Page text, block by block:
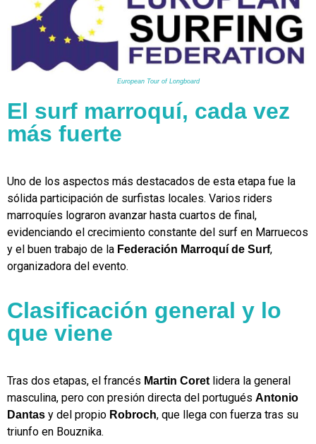
European Tour of Longboard
El surf marroquí, cada vez
más fuerte
Uno de los aspectos más destacados de esta etapa fue la
sólida participación de surfistas locales. Varios riders
marroquíes lograron avanzar hasta cuartos de final,
evidenciando el crecimiento constante del surf en Marruecos
y el buen trabajo de la Federación Marroquí de Surf,
organizadora del evento.
Clasificación general y lo
que viene
Tras dos etapas, el francés Martin Coretlidera la general
masculina, pero con presión directa del portugués Antonio
Dantas y del propio Robroch, que llega con fuerza tras su
triunfo en Bouznika.